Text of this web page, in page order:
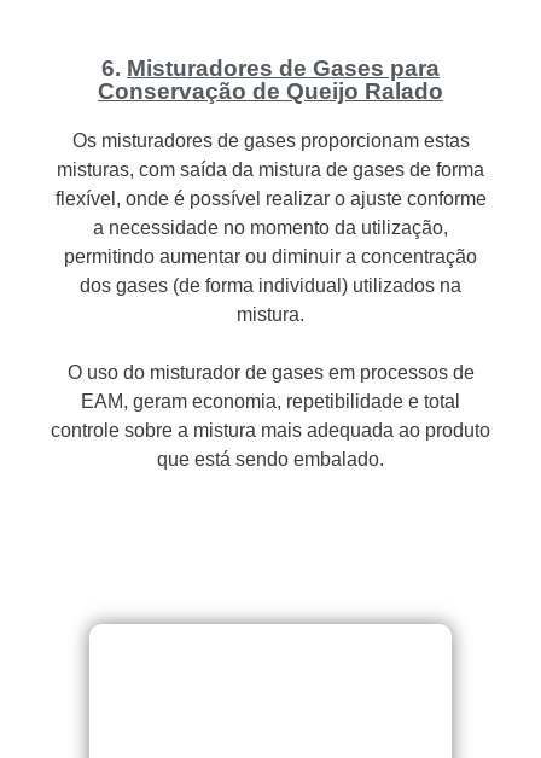
6. Misturadores de Gases para
Conservação de Queijo Ralado
Os misturadores de gases proporcionam estas
misturas, com saída da mistura de gases de forma
flexível, onde é possível realizar o ajuste conforme
a necessidade no momento da utilização,
permitindo aumentar ou diminuir a concentração
dos gases (de forma individual) utilizados na
mistura.
O uso do misturador de gases em processos de
EAM, geram economia, repetibilidade e total
controle sobre a mistura mais adequada ao produto
que está sendo embalado.